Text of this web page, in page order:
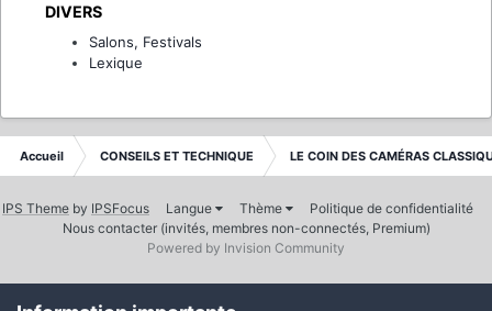
DIVERS
Salons, Festivals
Lexique
Accueil CONSEILS ET TECHNIQUE LE COIN DES CAMÉRAS
IPS Theme by IPSFocus Langue Thème
Politique de confidentialité
Nous contacter (invités, membres non-connectés, Premium)
Powered by Invision Community